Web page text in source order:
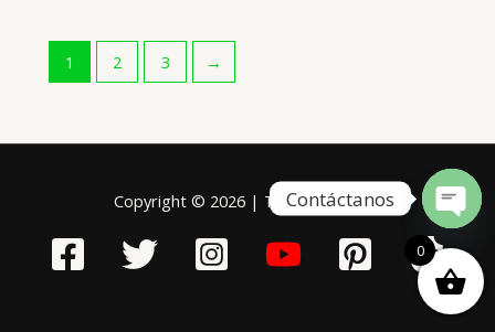
1 2 3 →
Copyright © 2026 | Tablero Mágico
0
Contáctanos
Open
chaty